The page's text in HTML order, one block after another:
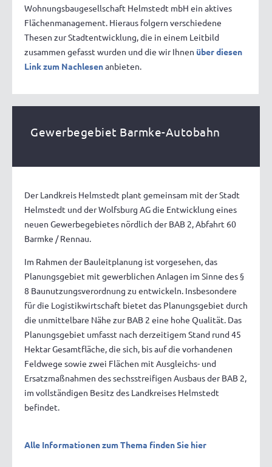
Wohnungsbaugesellschaft Helmstedt mbH ein aktives
Flächenmanagement. Hieraus folgern verschiedene
Thesen zur Stadtentwicklung, die in einem Leitbild
zusammen gefasst wurden und die wir Ihnen über diesen
Link zum Nachlesenanbieten.
Gewerbegebiet Barmke-Autobahn
Der Landkreis Helmstedt plant gemeinsam mit der Stadt
Helmstedt und der Wolfsburg AG die Entwicklung eines
neuen Gewerbegebietes nördlich der BAB 2, Abfahrt 60
Barmke / Rennau.
Im Rahmen der Bauleitplanung ist vorgesehen, das
Planungsgebiet mit gewerblichen Anlagen im Sinne des §
8 Baunutzungsverordnung zu entwickeln. Insbesondere
für die Logistikwirtschaft bietet das Planungsgebiet durch
die unmittelbare Nähe zur BAB 2 eine hohe Qualität. Das
Planungsgebiet umfasst nach derzeitigem Stand rund 45
Hektar Gesamtfläche, die sich, bis auf die vorhandenen
Feldwege sowie zwei Flächen mit Ausgleichs- und
Ersatzmaßnahmen des sechsstreifigen Ausbaus der BAB 2,
im vollständigen Besitz des Landkreises Helmstedt
befindet.
Alle Informationen zum Thema finden Sie hier